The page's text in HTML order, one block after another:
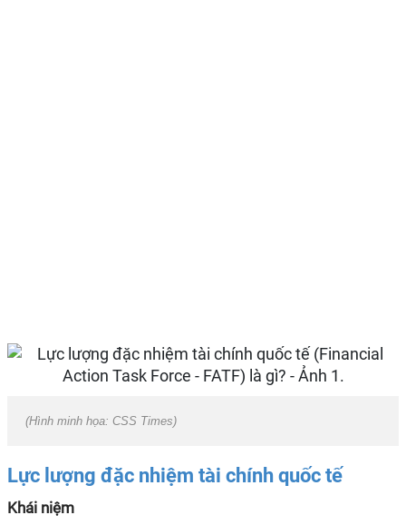
(Hình minh họa: CSS Times)
Lực lượng đặc nhiệm tài chính quốc tế
Khái niệm